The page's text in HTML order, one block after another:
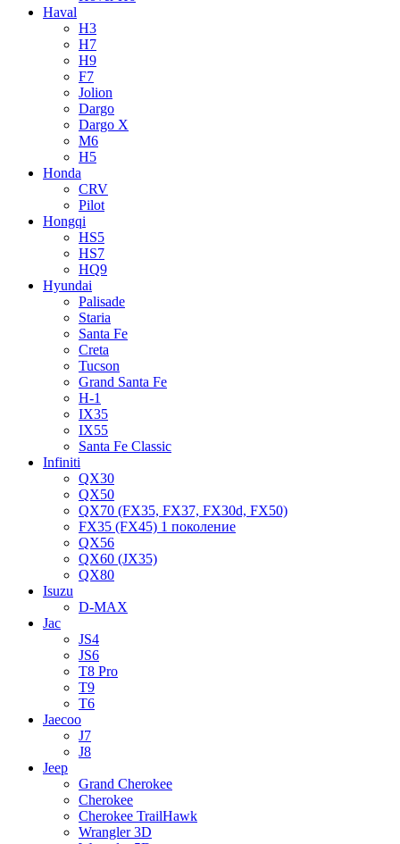
Haval
H3
H7
H9
F7
Jolion
Dargo
Dargo X
M6
H5
Honda
CRV
Pilot
Hongqi
HS5
HS7
HQ9
Hyundai
Palisade
Staria
Santa Fe
Creta
Tucson
Grand Santa Fe
H-1
IX35
IX55
Santa Fe Classic
Infiniti
QX30
QX50
QX70 (FX35, FX37, FX30d, FX50)
FX35 (FX45) 1 поколение
QX56
QX60 (JX35)
QX80
Isuzu
D-MAX
Jac
JS4
JS6
T8 Pro
T9
T6
Jaecoo
J7
J8
Jeep
Grand Cherokee
Cherokee
Cherokee TrailHawk
Wrangler 3D